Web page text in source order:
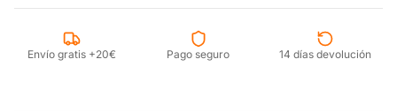
Envío gratis +20€ Pago seguro 14 días devolución